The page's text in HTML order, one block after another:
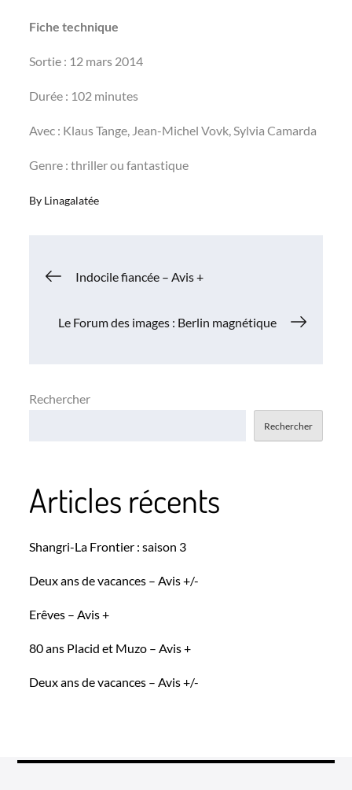
Fiche technique
Sortie : 12 mars 2014
Durée : 102 minutes
Avec : Klaus Tange, Jean-Michel Vovk, Sylvia Camarda
Genre : thriller ou fantastique
By Linagalatée
Navigation
de
Indocile fiancée – Avis +
Le Forum des images : Berlin magnétique
Rechercher
Rechercher
Articles récents
Shangri-La Frontier : saison 3
Deux ans de vacances – Avis +/-
Erêves – Avis +
80 ans Placid et Muzo – Avis +
Deux ans de vacances – Avis +/-